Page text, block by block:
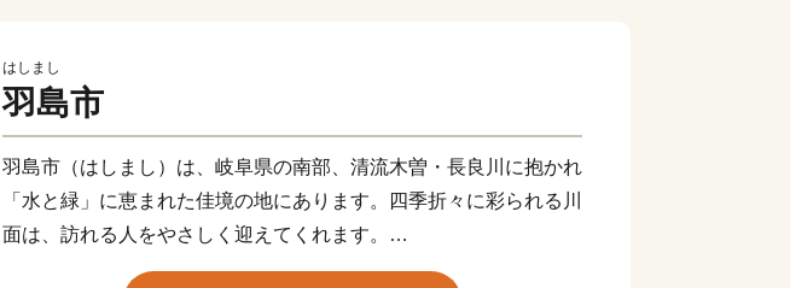
はしまし
羽島市
羽島市（はしまし）は、岐阜県の南部、清流木曽・長良川に抱かれ
「水と緑」に恵まれた佳境の地にあります。四季折々に彩られる川
面は、訪れる人をやさしく迎えてくれます。
東海道新幹線岐阜羽島駅、名神高速道路岐阜羽島インターチェンジ